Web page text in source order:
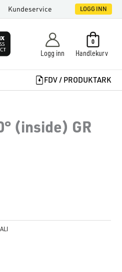
Kundeservice LOGG INN
Logg inn Handlekurv
0
FDV / PRODUKTARK
(inside) GR